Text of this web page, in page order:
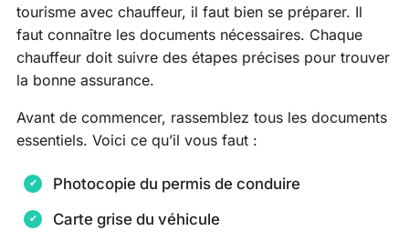
tourisme avec chauffeur, il faut bien se préparer. Il
faut connaître les documents nécessaires. Chaque
chauffeur doit suivre des étapes précises pour trouver
la bonne assurance.
Avant de commencer, rassemblez tous les documents
essentiels. Voici ce qu’il vous faut :
Photocopie du permis de conduire
Carte grise du véhicule